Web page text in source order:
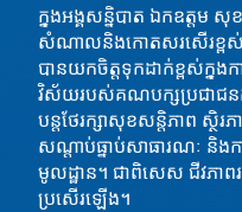
ក្នុងអង្គសន្និបាត ឯកឧត្តម
សំណាលនិងកោតសរសេីរខ្ព
បានយកចិត្តទុកដាក់ខ្ពស់ក្នុង
វិស័យរបស់គណបក្សប្រជាជនក
បន្តថែរក្សាសុខសន្តិភាព ស្
សណ្តាប់ធ្នាប់សាធារណៈ និង
មូលដ្ឋាន។ ជាពិសេស ជីវភា
ប្រសើរឡើង។​